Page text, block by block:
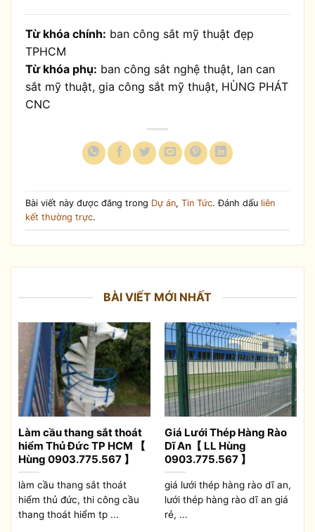
Từ khóa chính: ban công sắt mỹ thuật đẹp
TPHCM
Từ khóa phụ: ban công sắt nghệ thuật, lan can
sắt mỹ thuật, gia công sắt mỹ thuật, HÙNG PHÁT
CNC
Bài viết này được đăng trong Dự án, Tin Tức. Đánh dấu liên
kết thường trực.
BÀI VIẾT MỚI NHẤT
Làm cầu thang sắt thoát
hiểm Thủ Đức TP HCM 【
Hùng 0903.775.567 】
làm cầu thang sắt thoát
hiểm thủ đức, thi công cầu
thang thoát hiểm tp ...
Giá Lưới Thép Hàng Rào
Dĩ An【 LL Hùng
0903.775.567 】
giá lưới thép hàng rào dĩ an,
lưới thép hàng rào dĩ an giá
rẻ, ...